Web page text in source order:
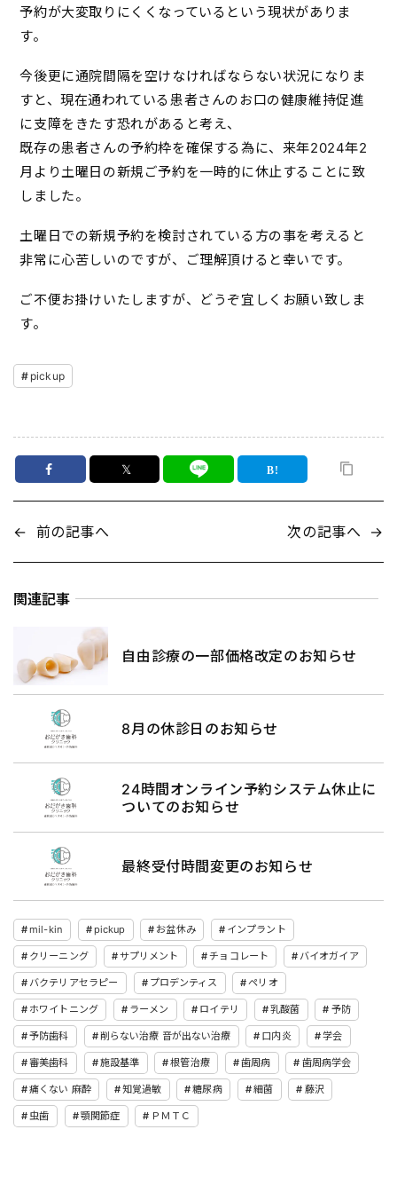
予約が大変取りにくくなっているという現状がありま
す。
今後更に通院間隔を空けなければならない状況になりま
すと、現在通われている患者さんのお口の健康維持促進
に支障をきたす恐れがあると考え、
既存の患者さんの予約枠を確保する為に、来年2024年2
月より土曜日の新規ご予約を一時的に休止することに致
しました。
土曜日での新規予約を検討されている方の事を考えると
非常に心苦しいのですが、ご理解頂けると幸いです。
ご不便お掛けいたしますが、どうぞ宜しくお願い致しま
す。
pickup
𝕏
← 前の記事へ 次の記事へ →
関連記事
自由診療の一部価格改定のお知らせ
8月の休診日のお知らせ
24時間オンライン予約システム休止に
ついてのお知らせ
最終受付時間変更のお知らせ
mil-kin pickup お盆休み インプラント
クリーニング サプリメント チョコレート バイオガイア
バクテリアセラピー プロデンティス ペリオ
ホワイトニング ラーメン ロイテリ 乳酸菌 予防
予防歯科 削らない治療 音が出ない治療 口内炎 学会
審美歯科 施設基準 根管治療 歯周病 歯周病学会
痛くない 麻酔 知覚過敏 糖尿病 細菌 藤沢
虫歯 顎関節症 ＰＭＴＣ